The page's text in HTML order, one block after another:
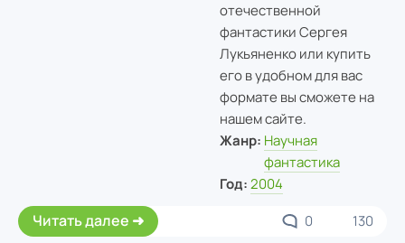
отечественной
фантастики Сергея
Лукьяненко или купить
его в удобном для вас
формате вы сможете на
нашем сайте.
Жанр: Научная
фантастика
Год: 2004
Читать далее 0 130